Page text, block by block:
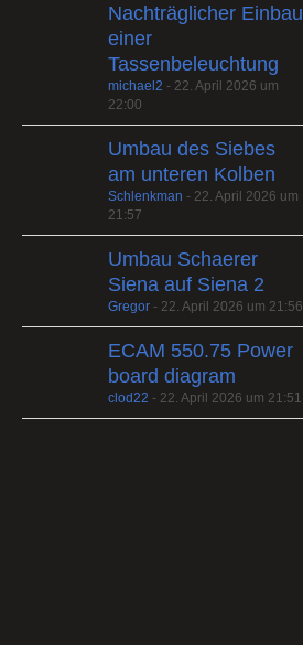
Nachträglicher Einbau
einer
Tassenbeleuchtung
michael2 - 22. April 2026 um
22:00
Umbau des Siebes
am unteren Kolben
Schlenkman - 22. April 2026 um
21:57
Umbau Schaerer
Siena auf Siena 2
Gregor - 22. April 2026 um 21:56
ECAM 550.75 Power
board diagram
clod22 - 22. April 2026 um 21:51